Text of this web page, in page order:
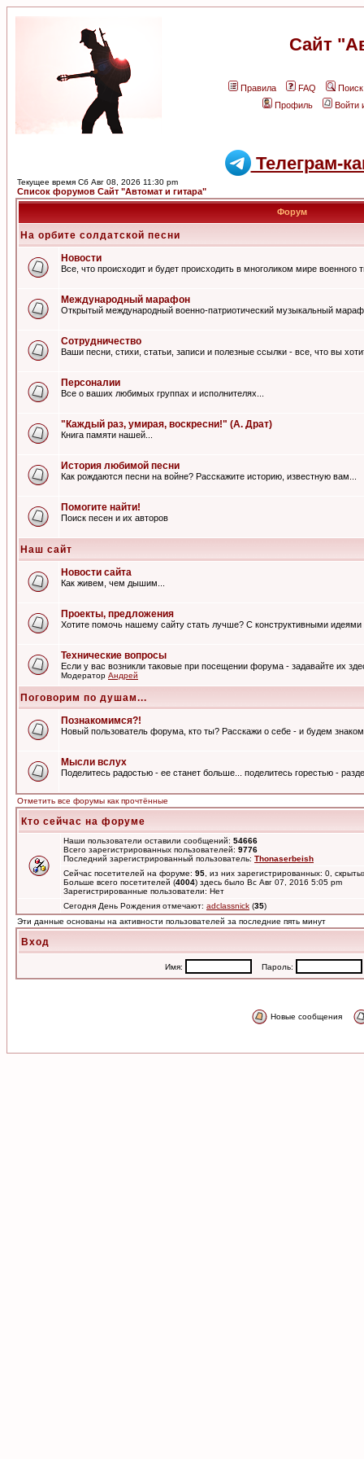
Сайт
Правила FAQ
Поиск
Профиль
Войти
Телеграм-
Текущее время Сб Авг 08, 2026 11:30 pm
Список форумов Сайт "Автомат и гитара"
Форум
На орбите солдатской песни
Новости
Все, что происходит и будет происходить в многоликом мире военного
Международный марафон
Открытый международный военно-патриотический музыкальный
Сотрудничество
Ваши песни, стихи, статьи, записи и полезные ссылки - все, что вы
Персоналии
Все о ваших любимых группах и исполнителях...
"Каждый раз, умирая, воскресни!" (А. Драт)
Книга памяти нашей...
История любимой песни
Как рождаются песни на войне? Расскажите историю, известную вам...
Помогите найти!
Поиск песен и их авторов
Наш сайт
Новости сайта
Как живем, чем дышим...
Проекты, предложения
Хотите помочь нашему сайту стать лучше? С конструктивными
Технические вопросы
Если у вас возникли таковые при посещении форума - задавайте их
Модератор Андрей
Поговорим по душам...
Познакомимся?!
Новый пользователь форума, кто ты? Расскажи о себе - и будем
Мысли вслух
Поделитесь радостью - ее станет больше... поделитесь горестью -
Отметить все форумы как прочтённые
Кто сейчас на форуме
Наши пользователи оставили сообщений: 54666
Всего зарегистрированных пользователей: 9776
Последний зарегистрированный пользователь: Thonaserbeish
Сейчас посетителей на форуме: 95 , из них зарегистрированных: 0,
Больше всего посетителей (4004) здесь было Вс Авг 07, 2016 5:05 pm
Зарегистрированные пользователи: Нет
Сегодня День Рождения отмечают: adclassnick (35)
Эти данные основаны на активности пользователей за последние пять минут
Вход
Имя: Пароль:
Новые сообщения